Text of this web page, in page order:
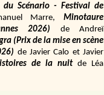
Scénario - Festival de
Marre,
Minotaure
2026)
de Andreï
(Prix de la mise en scène
de Javier Calo et Javier
de la nuit de Léa